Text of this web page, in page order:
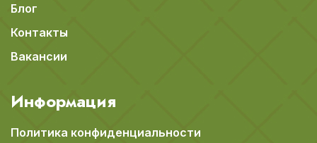
Блог
Контакты
Вакансии
Информация
Политика конфиденциальности